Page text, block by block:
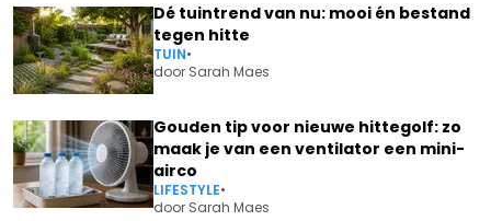
Dé tuintrend van nu: mooi én bestand
tegen hitte
TUIN•
door Sarah Maes
Gouden tip voor nieuwe hittegolf: zo
maak je van een ventilator een mini-
airco
LIFESTYLE•
door Sarah Maes